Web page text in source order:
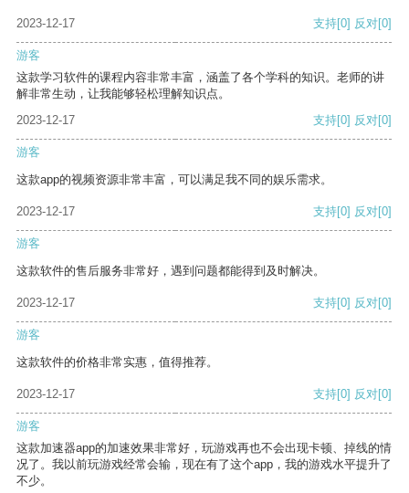
2023-12-17 支持[0] 反对[0]
游客
这款学习软件的课程内容非常丰富，涵盖了各个学科的知识。老师的讲
解非常生动，让我能够轻松理解知识点。
2023-12-17
支持[0] 反对[0]
游客
这款app的视频资源非常丰富，可以满足我不同的娱乐需求。
2023-12-17 支持[0] 反对[0]
游客
这款软件的售后服务非常好，遇到问题都能得到及时解决。
2023-12-17 支持[0] 反对[0]
游客
这款软件的价格非常实惠，值得推荐。
2023-12-17 支持[0] 反对[0]
游客
这款加速器app的加速效果非常好，玩游戏再也不会出现卡顿、掉线的情
况了。我以前玩游戏经常会输，现在有了这个app，我的游戏水平提升了
不少。